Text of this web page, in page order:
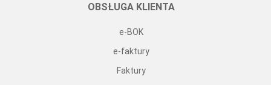
OBSŁUGA KLIENTA
e-BOK
e-faktury
Faktury